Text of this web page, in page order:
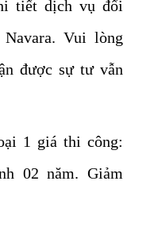
tiết dịch vụ đổi
Vui lòng
được sự tư vẫn
1 giá thi công:
02 năm. Giảm